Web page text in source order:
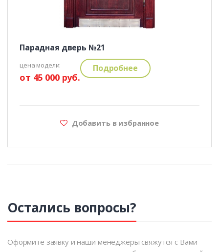
Парадная дверь №21
цена модели:
от 45 000 руб.
Подробнее
Добавить в избранное
Остались вопросы?
Оформите заявку и наши менеджеры свяжутся с Вами